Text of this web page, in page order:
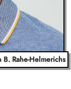
Rahe-Helmerichs